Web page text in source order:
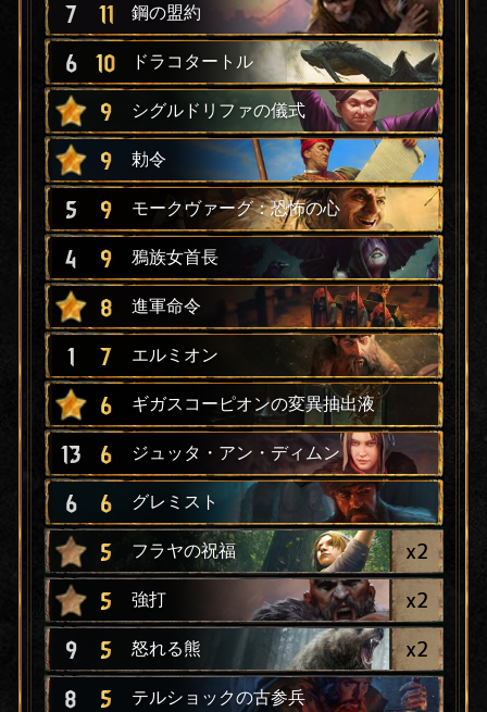
7 11 鋼の盟約
6 10 ドラコタートル
9 シグルドリファの儀式
9 勅令
5 9 モークヴァーグ：恐怖の心
4 9 鴉族女首長
8 進軍命令
1 7 エルミオン
6 ギガスコーピオンの変異抽出液
13 6 ジュッタ・アン・ディムン
6 6 グレミスト
5 フラヤの祝福 x2
5 強打 x2
9 5 怒れる熊 x2
8 5 テルショックの古参兵